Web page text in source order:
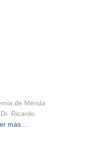
de Mérida
Ricardo
más…